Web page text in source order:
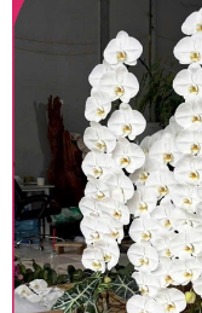
Lưu ý trước
• Về cây hoa:
hoàn chỉnh sẽ
và tạo dáng
khác nhau đôi